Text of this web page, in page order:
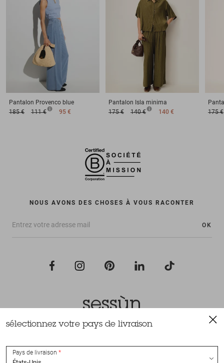
Pantalon Provenco blue
185 €
111 € 95 €
Pantalon Isla minima
175 €
140 € 140 €
175 €
NOUS AVONS DES CHOSES À VOUS RACONTER
OK
Tous droits réservés Sessùn 2022
sélectionnez votre pays de livraison
Pays de livraison